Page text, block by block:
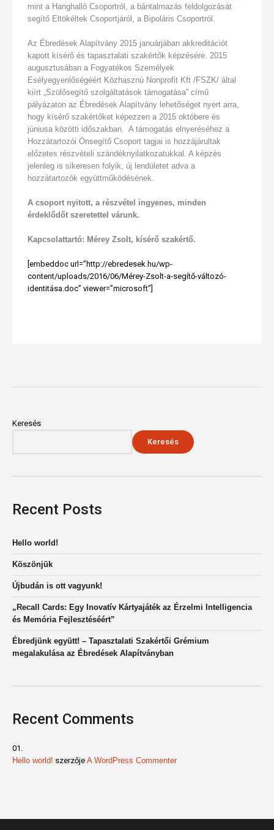
mint a Hanghalló Csoportról, a bántalmazás feldolgozását
segítő Eltökéltek Csoportjáról, a Bipoláris Csoportról.
Az Ébredések Alapítvány 2015 januárjában akkreditációt
kapott kísérő és tapasztalati szakértők képzésére. 2015
augusztusában a Fogyatékos Személyek
Esélyegyenlőségéért Közhasznú Nonprofit Kft /FSZK/ által
kiírt „Szülősegítő szolgáltatások támogatása” című
pályázaton az Ébredések Alapítvány lehetőséget nyert arra,
hogy kísérő szakértőket képezzen a 2015 októbere és
júniusa közötti időszakban. A támogatás elnyeréséhez a
Hozzátartozói Önsegítő Csoport tagjai is hozzájárultak
előzetes részvételi szándéknyilatkozatukkal. A képzés
jelenleg is sikeresen folyik, új lendületet adva a
hozzátartozók együttműködésének.
A csoport nyitott, a részvétel ingyenes, minden
érdeklődőt szeretettel várunk.
Kapcsolattartó: Mérey Zsolt, kísérő szakértő.
[embeddoc url=”http://ebredesek.hu/wp-
content/uploads/2016/06/Mérey-Zsolt-a-segítő-változó-
identitása.doc” viewer=”microsoft”]
Keresés
Keresés
Recent Posts
Hello world!
Köszönjük
Újbudán is ott vagyunk!
„Recall Cards: Egy Inovatív Kártyajáték az Érzelmi Intelligencia
és Memória Fejlesztéséért”
Ébredjünk együtt! – Tapasztalati Szakértői Grémium
megalakulása az Ébredések Alapítványban
Recent Comments
Hello world! szerzője A WordPress Commenter